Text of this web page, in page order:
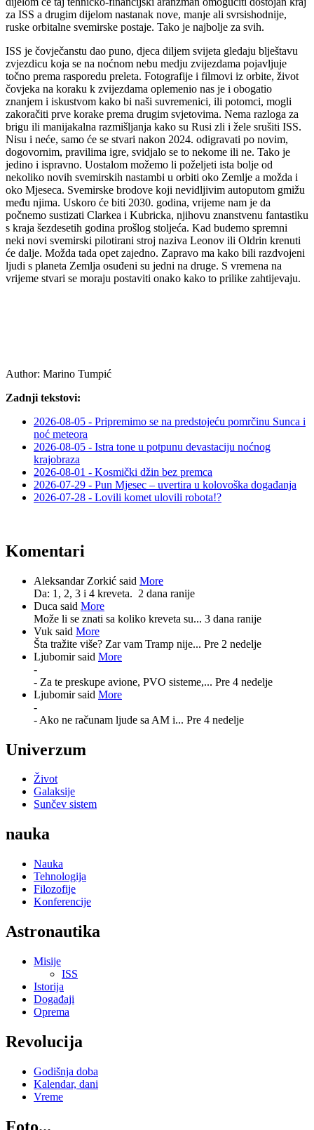
za ISS a drugim dijelom nastanak nove, manje ali svrsishodnije,
ruske orbitalne svemirske postaje. Tako je najbolje za svih.
ISS je čovječanstu dao puno, djeca diljem svijeta gledaju blještavu
zvjezdicu koja se na noćnom nebu medju zvijezdama pojavljuje
točno prema rasporedu preleta. Fotografije i filmovi iz orbite, život
čovjeka na koraku k zvijezdama oplemenio nas je i obogatio
znanjem i iskustvom kako bi naši suvremenici, ili potomci, mogli
zakoračiti prve korake prema drugim svjetovima. Nema razloga za
brigu ili manijakalna razmišljanja kako su Rusi zli i žele srušiti ISS.
Nisu i neće, samo će se stvari nakon 2024. odigravati po novim,
dogovornim, pravilima igre, svidjalo se to nekome ili ne. Tako je
jedino i ispravno. Uostalom možemo li poželjeti ista bolje od
nekoliko novih svemirskih nastambi u orbiti oko Zemlje a možda i
oko Mjeseca. Svemirske brodove koji nevidljivim autoputom gmižu
među njima. Uskoro će biti 2030. godina, vrijeme nam je da
počnemo sustizati Clarkea i Kubricka, njihovu znanstvenu fantastiku
s kraja šezdesetih godina prošlog stoljeća. Kad budemo spremni
neki novi svemirski pilotirani stroj naziva Leonov ili Oldrin krenuti
će dalje. Možda tada opet zajedno. Zapravo ma kako bili razdvojeni
ljudi s planeta Zemlja osuđeni su jedni na druge. S vremena na
vrijeme stvari se moraju postaviti onako kako to prilike zahtijevaju.
Author: Marino Tumpić
Zadnji tekstovi:
2026-08-05 - Pripremimo se na predstojeću pomrčinu Sunca i
noć meteora
2026-08-05 - Istra tone u potpunu devastaciju noćnog
krajobraza
2026-08-01 - Kosmički džin bez premca
2026-07-29 - Pun Mjesec – uvertira u kolovoška događanja
2026-07-28 - Lovili komet ulovili robota!?
Komentari
Aleksandar Zorkić said More
Da: 1, 2, 3 i 4 kreveta. 2 dana ranije
Duca said More
Može li se znati sa koliko kreveta su... 3 dana ranije
Vuk said More
Šta tražite više? Zar vam Tramp nije... Pre 2 nedelje
Ljubomir said More
-
- Za te preskupe avione, PVO sisteme,... Pre 4 nedelje
Ljubomir said More
-
- Ako ne računam ljude sa AM i... Pre 4 nedelje
Univerzum
Život
Galaksije
Sunčev sistem
nauka
Nauka
Tehnologija
Filozofije
Konferencije
Astronautika
Misije
ISS
Istorija
Događaji
Oprema
Revolucija
Godišnja doba
Kalendar, dani
Vreme
Foto...